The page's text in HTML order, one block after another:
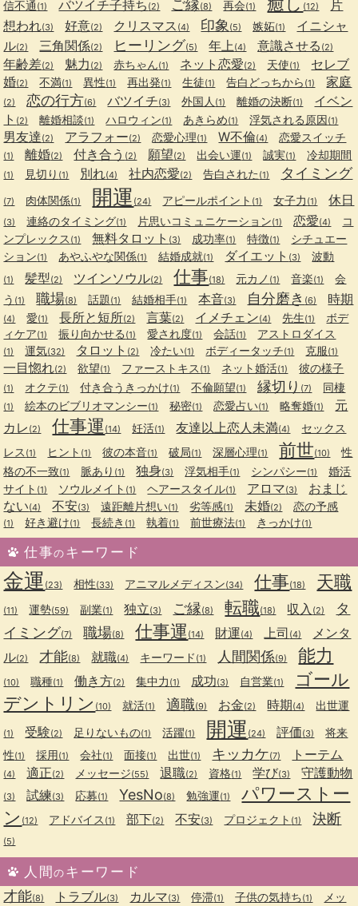
信不通 (1) バツイチ子持ち (2) ご縁(8) 再会(1) (12)
片
想われ(3) 好意(2) クリスマス (4) 印象 (5) 嫉妬(1)
イニシャ
ル(2) 三角関係(2) ヒーリング(5) 年上 (4) 意識させる (2)
年齢差(2) 魅力 (2) 赤ちゃん(1) ネット恋愛(2) 天使(1)
セレブ
婚(2) 不満(1) 異性(1) 再出発(1) 生徒(1) 告白どっちから (1) 家庭
(2) 恋の行方(6) バツイチ(3) 外国人 (1) 離婚の決断(1)
イベン
ト (2) 離婚相談(1) ハロウィン(1) あきらめ(1) 浮気される原因(1)
男友達(2) アラフォー(2) 恋愛心理(1) W不倫(4) 恋愛スイッチ
(1) 離婚(2) 付き合う (2) 願望(2) 出会い運(1) 誠実(1) 冷却期間
(1) 見切り (1) 別れ(4) 社内恋愛(2) 告白された (1) タイミング
(7) 肉体関係(1) 開運 (24) アピールポイント (1) 女子力 (1) 休日
(3) 連絡のタイミング(1) 片思いコミュニケーション(1) 恋愛(4)
コ
ンプレックス (1) 無料タロット (3) 成功率(1) 特徴(1)
シチュエー
ション(1) あやふやな関係(1) 結婚成就(1) ダイエット (3) 波動
(1) 髪型(2) ツインソウル(2) 仕事(18) 元カノ (1) 音楽(1)
会
う (1) 職場(8) 話題(1) 結婚相手(1) 本音(3) 自分磨き (6) 時期
(4) 愛(1) 長所と短所(2) 言葉(2) イメチェン(4) 先生(1)
ボデ
ィケア(1) 振り向かせる (1) 愛され度(1) 会話(1) アストロダイス
(1) 運気(32) タロット (2) 冷たい(1) ボディータッチ(1) 克服(1)
一目惚れ(2) 欲望(1) ファーストキス (1) ネット婚活(1) 彼の様子
(1) オクテ(1) 付き合うきっかけ(1) 不倫願望(1) 縁切り (7) 同棲
(1) 絵本のビブリオマンシー(1) 秘密(1) 恋愛占い(1) 略奪婚(1)
元
カレ (2) 仕事運 (14) 妊活(1) 友達以上恋人未満(4)
セックス
レス (1) ヒント (1) 彼の本音(1) 破局(1) 深層心理(1) 前世(10)
性
格の不一致(1) 脈あり (1) 独身(3) 浮気相手(1) シンパシー(1)
婚活
サイト (1) ソウルメイト (1) ヘアースタイル(1) アロマ(3)
おまじ
ない(4) 不安(3) 遠距離片想い(1) 劣等感(1) 未婚(2) 恋の予感
(1) 好き避け(1) 長続き (1) 執着(1) 前世療法(1) きっかけ(1)
仕事のキーワード
金運 (23) 相性(33) アニマルメディスン(34) 仕事(18) 天職
(11) 運勢(59) 副業(1) 独立(3) ご縁(8) 転職(18) 収入 (2)
タ
イミング(7) 職場(8) 仕事運 (14) 財運(4) 上司 (4)
メンタ
ル(2) 才能(8) 就職(4) キーワード (1) 人間関係(9) 能力
(10) 職種(1) 働き方(2) 集中力 (1) 成功(3) 自営業(1)
ゴール
デントリン (10) 就活(1) 適職(9) お金(2) 時期(4) 出世運
(1) 受験(2) 足りないもの(1) 活躍(1) 開運 (24) 評価(3)
将来
性(1) 採用(1) 会社(1) 面接(1) 出世(1) キッカケ(7) トーテム
(4) 適正(2) メッセージ(55) 退職(2) 資格(1) 学び(3) 守護動物
(3) 試練(3) 応募(1) YesNo(8) 勉強運(1)
パワーストー
ン (12) アドバイス (1) 部下(2) 不安(3) プロジェクト (1) 決断
(5)
人間のキーワード
才能(8) トラブル(3) カルマ(3) 停滞(1) 子供の気持ち(1)
メッ